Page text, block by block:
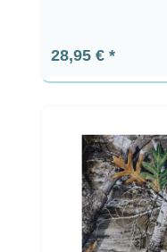
Prix régulier :
28,95 €